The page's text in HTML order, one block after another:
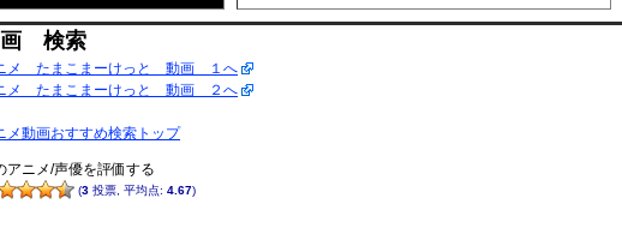
画 検索
メ たまこまーけっと 動画 １へ
メ たまこまーけっと 動画 ２へ
メ動画おすすめ検索トップ
アニメ/声優を評価する
(3 投票, 平均点: 4.67)